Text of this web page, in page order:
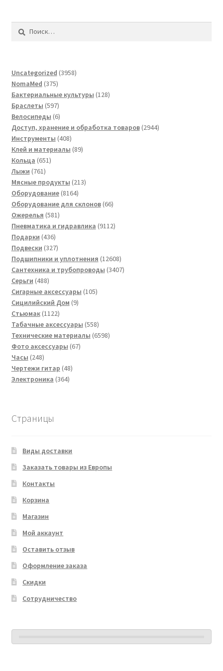
Найти:
Uncategorized 39583958
NomaMed 375375
товаров
Бактериальные культуры 128128
Браслеты 597597
товаров
Велосипеды 66
товаров
Доступ, хранение и обработка товаров 29442944
Инструменты 408408
товаров
Клей и материалы 8989
Кольца 651651
Лыжи 761761
товар
Мясные продукты 213213
Оборудование 81648164
товара
Оборудование для склонов 6666
Ожерелья 581581
товар
Пневматика и гидравлика 91129112
Подарки 436436
товаров
Подвески 327327
товаров
Подшипники и уплотнения 1260812608
товаров
Сантехника и трубопроводы 34073407
Серьги 488488
товаров
Сигарные аксессуары 105105
Сицилийский Дом 99
Стьюмак 11221122
товара
Табачные аксессуары 558558
товаров
Технические материалы 65986598
Фото аксессуары 6767
Часы 248248
товаров
Чертежи гитар 4848
Электроника 364364
Страницы
Виды доставки
Заказать товары из Европы
Контакты
Корзина
Магазин
Мой аккаунт
Оставить отзыв
Оформление заказа
Скидки
Сотрудничество